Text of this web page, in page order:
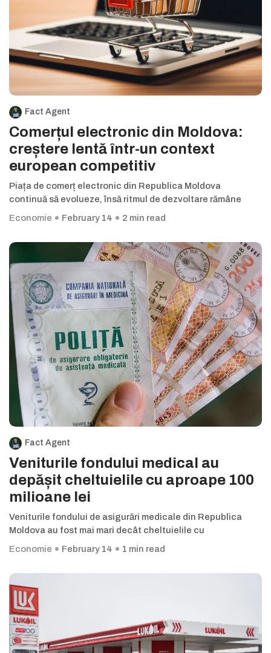
Fact Agent
Comerțul electronic din Moldova:
creștere lentă într-un context
european competitiv
Piața de comerț electronic din Republica Moldova
continuă să evolueze, însă ritmul de dezvoltare rămâne
Economie
February 14 2 min read
Fact Agent
Veniturile fondului medical au
depășit cheltuielile cu aproape 100
milioane lei
Veniturile fondului de asigurări medicale din Republica
Moldova au fost mai mari decât cheltuielile cu
Economie
February 14 1 min read